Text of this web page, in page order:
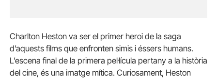
Charlton Heston va ser el primer heroi de la saga
d’aquests films que enfronten simis i éssers humans.
L’escena final de la primera pel·lícula pertany a la història
del cine, és una imatge mítica. Curiosament, Heston